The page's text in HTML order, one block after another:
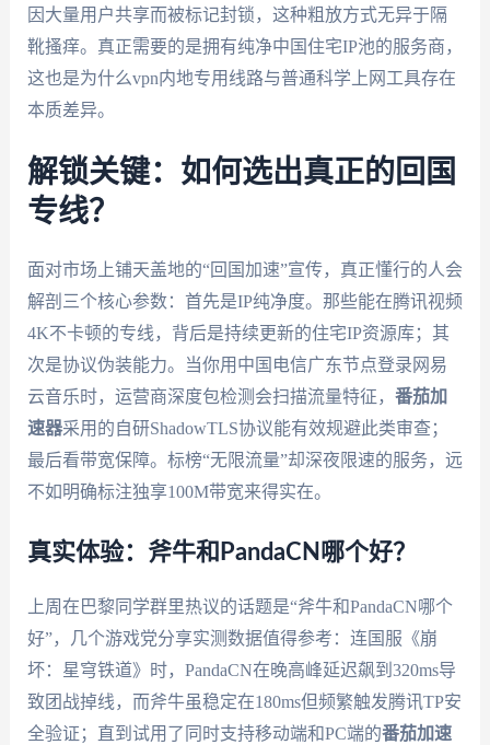
因大量用户共享而被标记封锁，这种粗放方式无异于隔
靴搔痒。真正需要的是拥有纯净中国住宅IP池的服务商，
这也是为什么vpn内地专用线路与普通科学上网工具存在
本质差异。
解锁关键：如何选出真正的回国
专线？
面对市场上铺天盖地的“回国加速”宣传，真正懂行的人会
解剖三个核心参数：首先是IP纯净度。那些能在腾讯视频
4K不卡顿的专线，背后是持续更新的住宅IP资源库；其
次是协议伪装能力。当你用中国电信广东节点登录网易
云音乐时，运营商深度包检测会扫描流量特征， 番茄加
速器采用的自研ShadowTLS协议能有效规避此类审查；
最后看带宽保障。标榜“无限流量”却深夜限速的服务，远
不如明确标注独享100M带宽来得实在。
真实体验：斧牛和PandaCN哪个好？
上周在巴黎同学群里热议的话题是“斧牛和PandaCN哪个
好”，几个游戏党分享实测数据值得参考：连国服《崩
坏：星穹铁道》时，PandaCN在晚高峰延迟飙到320ms导
致团战掉线，而斧牛虽稳定在180ms但频繁触发腾讯TP安
全验证；直到试用了同时支持移动端和PC端的番茄加速